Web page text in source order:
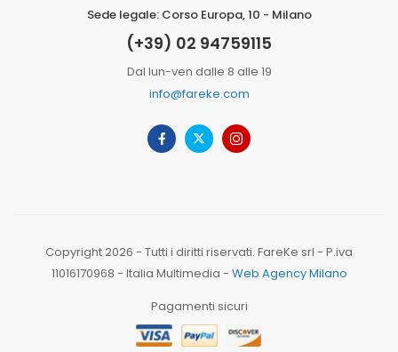
Sede legale: Corso Europa, 10 - Milano
(+39) 02 94759115
Dal lun-ven dalle 8 alle 19
info@fareke.com
Copyright 2026 - Tutti i diritti riservati. FareKe srl - P.iva
11016170968 - Italia Multimedia - Web Agency Milano
Pagamenti sicuri